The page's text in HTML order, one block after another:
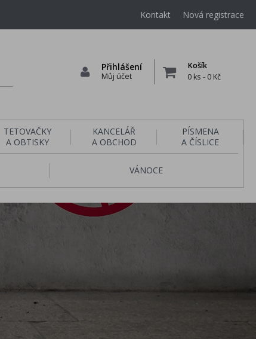
Kontakt Nová registrace
Přihlášení
Můj účet
Košík
0 ks - 0 Kč
TETOVAČKY
A OBTISKY
KANCELÁŘ
A OBCHOD
PÍSMENA
A ČÍSLICE
VÁNOCE